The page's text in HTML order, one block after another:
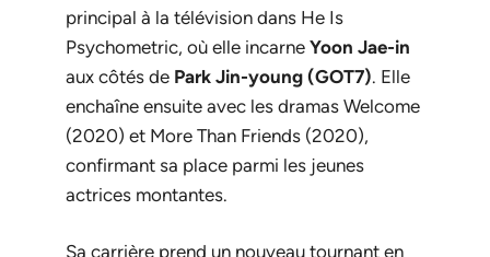
principal à la télévision dans He Is
Psychometric, où elle incarne Yoon Jae-in
aux côtés de Park Jin-young (GOT7). Elle
enchaîne ensuite avec les dramas Welcome
(2020) et More Than Friends (2020),
confirmant sa place parmi les jeunes
actrices montantes.
Sa carrière prend un nouveau tournant en